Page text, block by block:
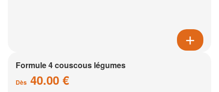
Formule 4 couscous légumes
Dès 40.00 €